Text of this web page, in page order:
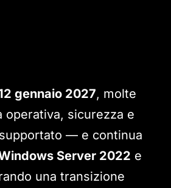
gennaio 2027, molte
operativa, sicurezza e
— e continua
Server 2022 e
una transizione